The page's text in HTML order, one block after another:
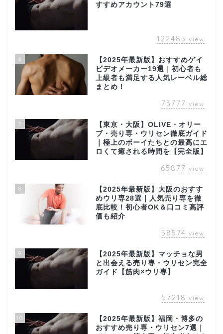
すすめアカウント79選
122485 view
6
【2025年最新版】おすすめゲイ
ビデオメーカー19選｜初心者も
上級者も満足する人気レーベル総
まとめ！
73777 view
7
【東京・大阪】OLIVE・オリー
ブ・売り専・ウリセン徹底ガイド
｜極上のボーイたちとの最高にエ
ロくて癒される時間を【完全版】
65877 view
8
【2025年最新版】大阪のおすす
めウリ専28選｜人気売り専を徹
底比較！初心者OK＆口コミ高評
価も紹介
58574 view
9
【2025年最新版】マッチョな男
と出会える売り専・ウリセン完全
ガイド【筋肉×ウリ専】
57218 view
10
【2025年最新版】福岡・博多の
おすすめ売り専・ウリセン7選｜